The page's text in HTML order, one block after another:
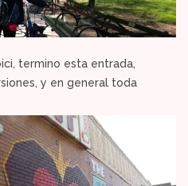
termino esta entrada,
y en general toda